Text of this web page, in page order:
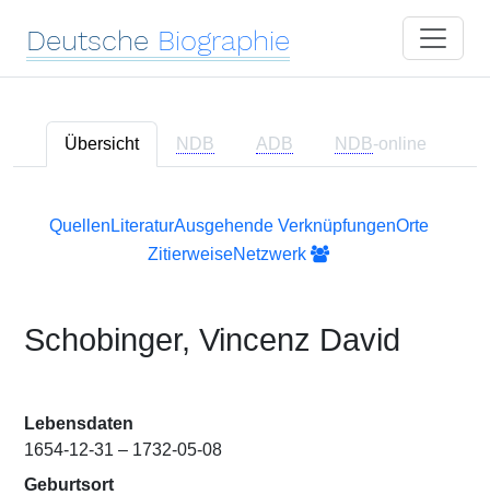
Deutsche Biographie
Übersicht NDB ADB NDB-online
Quellen LiteraturAusgehende VerknüpfungenOrte
ZitierweiseNetzwerk
Schobinger, Vincenz David
Lebensdaten
1654-12-31 – 1732-05-08
Geburtsort